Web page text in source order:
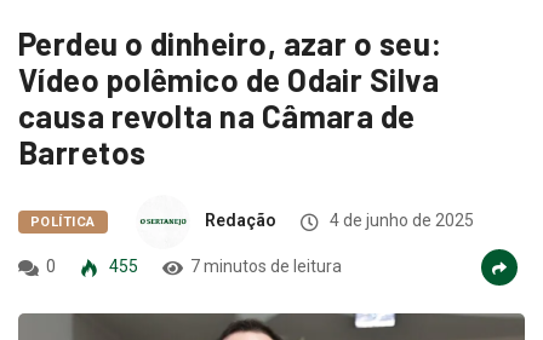
Perdeu o dinheiro, azar o seu:
Vídeo polêmico de Odair Silva
causa revolta na Câmara de
Barretos
POLÍTICA Redação 4 de junho de 2025
0 455 7 minutos de leitura